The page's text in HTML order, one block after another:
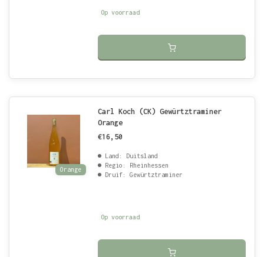
Op voorraad
Orange
Carl Koch (CK) Gewürtztraminer
Orange
€16,50
Land: Duitsland
Regio: Rheinhessen
Druif: Gewürtztraminer
Op voorraad